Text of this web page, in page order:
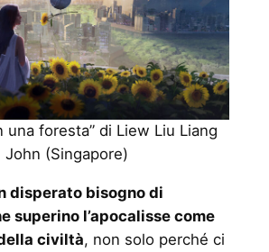
una foresta” di Liew Liu Liang
John (Singapore)
disperato bisogno di
superino l’apocalisse come
civiltà, non solo perché ci